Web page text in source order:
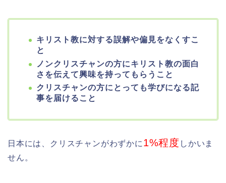
キリスト教に対する誤解や偏見をなくすこ
と
ノンクリスチャンの方にキリスト教の面白
さを伝えて興味を持ってもらうこと
クリスチャンの方にとっても学びになる記
事を届けること
日本には、クリスチャンがわずかに 1%程度 しかいま
せん。